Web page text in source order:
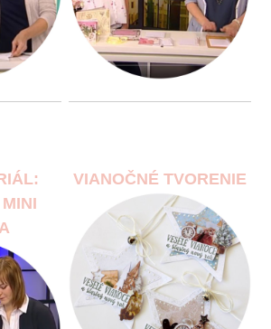
VIANOČNÉ TVORENIE